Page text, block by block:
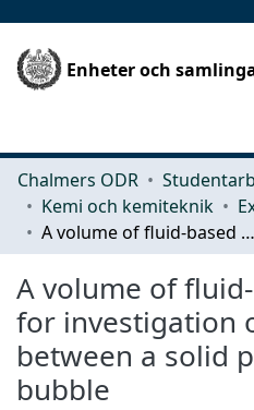
Enheter och
Chalmers ODR
Kemi och kemiteknik
A volume of fluid-based approach for investigation of interaction between a solid particle and a bubble
A volume of
for investigation
between a solid
bubble